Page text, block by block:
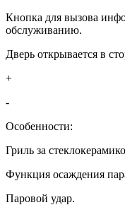
Кнопка для вызова
обслуживанию.
Дверь открывается в
+
-
Особенности:
Гриль за
Функция осаждения
Паровой удар.